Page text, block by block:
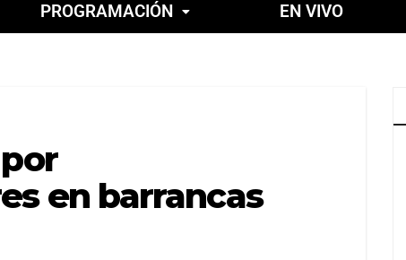
PROGRAMACIÓN EN VIVO
en barrancas